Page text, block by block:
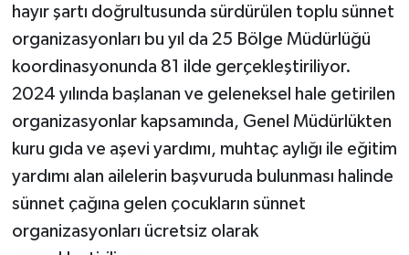
hayır şartı doğrultusunda sürdürülen toplu sünnet
organizasyonları bu yıl da 25 Bölge Müdürlüğü
koordinasyonunda 81 ilde gerçekleştiriliyor.
2024 yılında başlanan ve geleneksel hale getirilen
organizasyonlar kapsamında, Genel Müdürlükten
kuru gıda ve aşevi yardımı, muhtaç aylığı ile eğitim
yardımı alan ailelerin başvuruda bulunması halinde
sünnet çağına gelen çocukların sünnet
organizasyonları ücretsiz olarak